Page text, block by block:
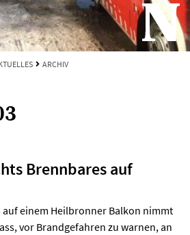
ARCHIV
Brennbares auf
auf einem Heilbronner Balkon nimmt
vor Brandgefahren zu warnen, an